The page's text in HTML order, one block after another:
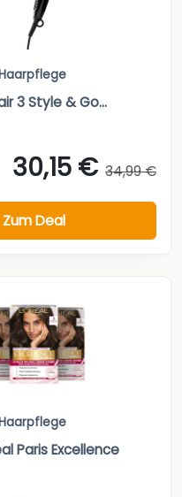
3 Style & Go...
30,15 € 34,99 €
Zum Deal
Paris Excellence